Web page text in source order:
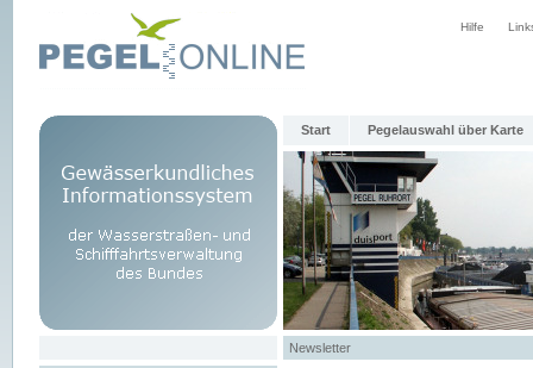
Hilfe
Start Pegelauswahl über Karte
Newsletter